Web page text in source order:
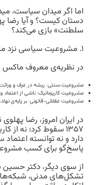
اما اگر میدان سیاست،
دستان کیست؟ و آیا رضا
سلطنت» بازی می‌کند؟
۱. مشروعیت سیاسی نزد ماکس وبر و بشیریه
در نظریه‌ی معروف ماکس
مشروعیت سنتی: ریشه در عرف و وراثت
مشروعیت کاریزماتیک: ناشی از
مشروعیت عقلانی-قانونی: بر پایه‌ی
در ایران امروز، رضا
۱۳۵۷ سقوط کرد؛ نه
دارد و نه توانسته
پاسخ‌گو برای کسب
از سوی دیگر، دکتر
تشکل‌های مدنی،